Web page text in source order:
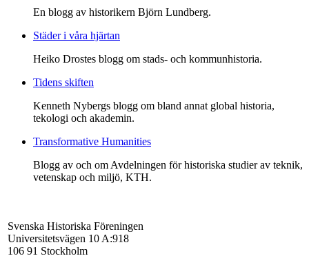
En blogg av historikern Björn Lundberg.
Städer i våra hjärtan
Heiko Drostes blogg om stads- och kommunhistoria.
Tidens skiften
Kenneth Nybergs blogg om bland annat global historia,
tekologi och akademin.
Transformative Humanities
Blogg av och om Avdelningen för historiska studier av teknik,
vetenskap och miljö, KTH.
Svenska Historiska Föreningen
Universitetsvägen 10 A:918
106 91 Stockholm